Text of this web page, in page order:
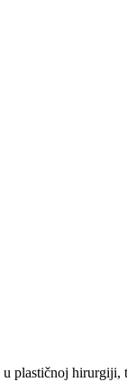
plas­tičnoj hirurgiji,